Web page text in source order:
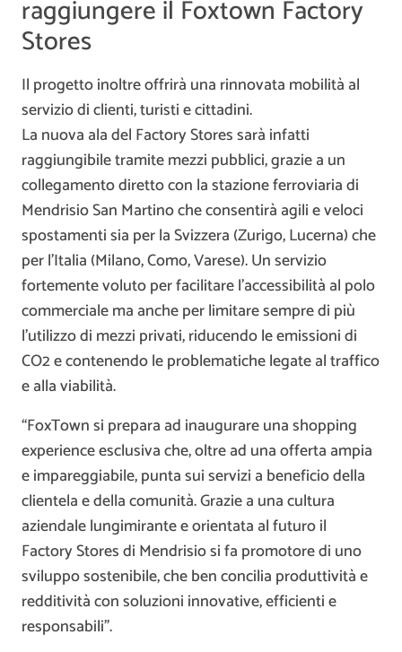
raggiungere il Foxtown Factory
Stores
Il progetto inoltre offrirà una rinnovata mobilità al
servizio di clienti, turisti e cittadini.
La nuova ala del Factory Stores sarà infatti
raggiungibile tramite mezzi pubblici, grazie a un
collegamento diretto con la stazione ferroviaria di
Mendrisio San Martino che consentirà agili e veloci
spostamenti sia per la Svizzera (Zurigo, Lucerna) che
per l’Italia (Milano, Como, Varese). Un servizio
fortemente voluto per facilitare l’accessibilità al polo
commerciale ma anche per limitare sempre di più
l’utilizzo di mezzi privati, riducendo le emissioni di
CO2 e contenendo le problematiche legate al traffico
e alla viabilità.
“FoxTown si prepara ad inaugurare una shopping
experience esclusiva che, oltre ad una offerta ampia
e impareggiabile, punta sui servizi a beneficio della
clientela e della comunità. Grazie a una cultura
aziendale lungimirante e orientata al futuro il
Factory Stores di Mendrisio si fa promotore di uno
sviluppo sostenibile, che ben concilia produttività e
redditività con soluzioni innovative, efficienti e
responsabili”.